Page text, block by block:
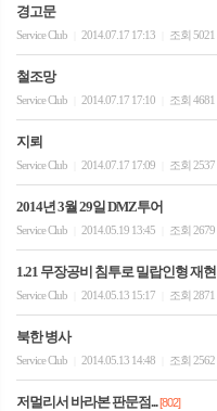
경고문
Service Club 2014.07.17 17:13 조회 5021
철조망
Service Club 2014.07.17 17:10 조회 4681
지뢰
Service Club 2014.07.17 17:09 조회 2537
2014년 3월 29일 DMZ투어
Service Club 2014.05.19 13:45 조회 2679
1.21 무장공비 침투로 밀랍인형 재현
Service Club 2014.05.13 15:17 조회 2871
북한 병사
Service Club 2014.05.13 14:48 조회 2562
저멀리서 바라본 판문점...[802]